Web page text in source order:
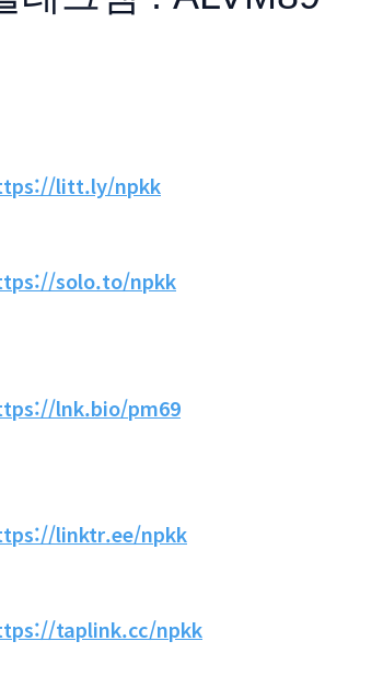
litt.ly/npkk
solo.to/npkk
lnk.bio/pm69
linktr.ee/npkk
taplink.cc/npkk